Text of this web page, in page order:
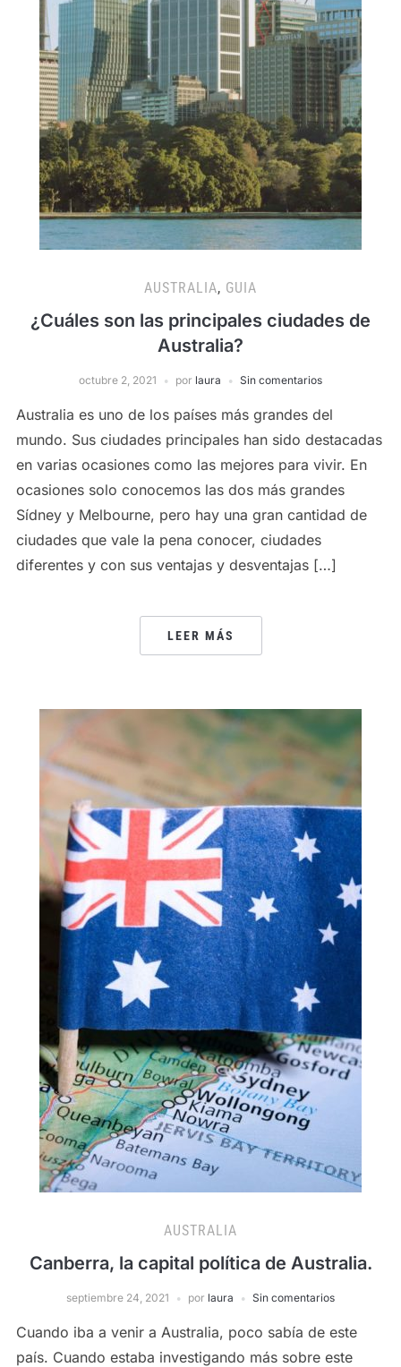
AUSTRALIA, GUIA
¿Cuáles son las principales ciudades de
Australia?
octubre 2, 2021 por laura Sin comentarios
Australia es uno de los países más grandes del
mundo. Sus ciudades principales han sido destacadas
en varias ocasiones como las mejores para vivir. En
ocasiones solo conocemos las dos más grandes
Sídney y Melbourne, pero hay una gran cantidad de
ciudades que vale la pena conocer, ciudades
diferentes y con sus ventajas y desventajas […]
LEER MÁS
AUSTRALIA
Canberra, la capital política de Australia.
septiembre 24, 2021 por laura Sin comentarios
Cuando iba a venir a Australia, poco sabía de este
país. Cuando estaba investigando más sobre este